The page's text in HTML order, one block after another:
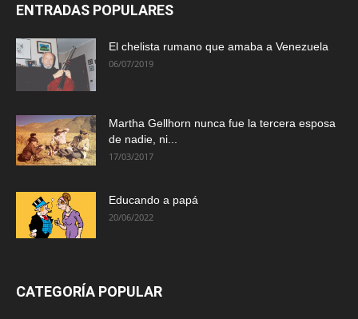
ENTRADAS POPULARES
El chelista rumano que amaba a Venezuela
06/07/2019
Martha Gellhorn nunca fue la tercera esposa
de nadie, ni...
17/03/2017
Educando a papá
20/06/2022
CATEGORÍA POPULAR